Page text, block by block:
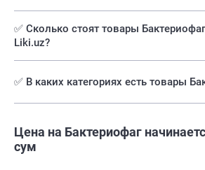
✅ Сколько стоят товары
Liki.uz?
✅ В каких категориях есть товары
Цена на Бактериофаг
сум